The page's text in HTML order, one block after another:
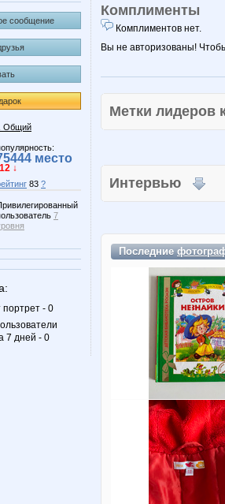
сообщение
Общий
место
↓
83 ?
7
портрет - 0
7 дней - 0
Комплименты
Комплиментов нет.
Вы не авторизованы!
Метки
Интервью
Последние